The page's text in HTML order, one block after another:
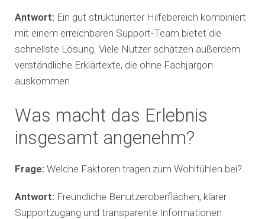
Antwort: Ein gut strukturierter Hilfebereich kombiniert
mit einem erreichbaren Support-Team bietet die
schnellste Lösung. Viele Nutzer schätzen außerdem
verständliche Erklärtexte, die ohne Fachjargon
auskommen.
Was macht das Erlebnis
insgesamt angenehm?
Frage: Welche Faktoren tragen zum Wohlfühlen bei?
Antwort: Freundliche Benutzeroberflächen, klarer
Supportzugang und transparente Informationen